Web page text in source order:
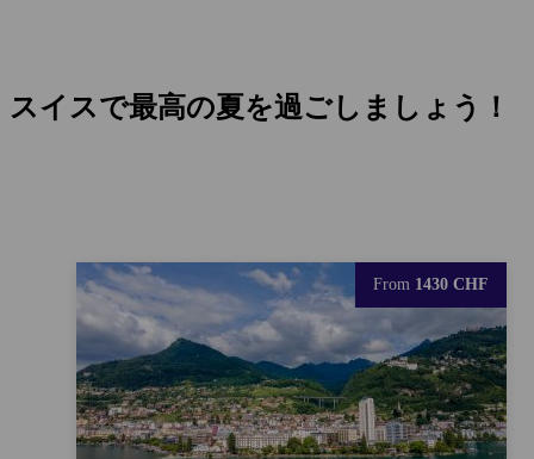
スイスで最高の夏を過ごしましょう！
From 1430 CHF